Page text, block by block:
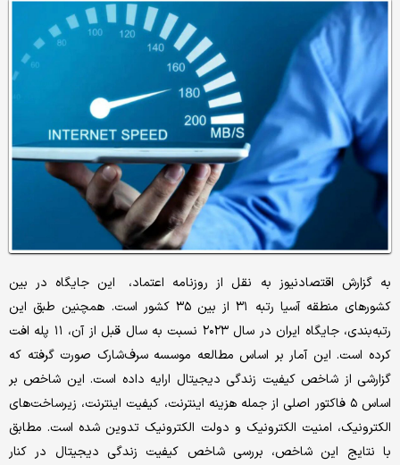
به گزارش اقتصادنیوز به نقل از روزنامه اعتماد، این جایگاه در بین
کشورهای منطقه آسیا رتبه ۳۱ از بین ۳۵ کشور است. همچنین طبق این
رتبه‌بندی، جایگاه ایران در سال ۲۰۲۳ نسبت به سال قبل از آن، ۱۱ پله افت
کرده است. این آمار بر اساس مطالعه موسسه سرف‌شارک صورت گرفته که
‌گزارشی از شاخص کیفیت زندگی دیجیتال ارایه داده است. این شاخص بر
اساس ۵ فاکتور اصلی از جمله هزینه اینترنت، ‌کیفیت اینترنت، زیرساخت‌های
الکترونیک، امنیت الکترونیک و دولت الکترونیک تدوین شده است. مطابق
با نتایج این شاخص، بررسی شاخص کیفیت زندگی دیجیتال در کنار